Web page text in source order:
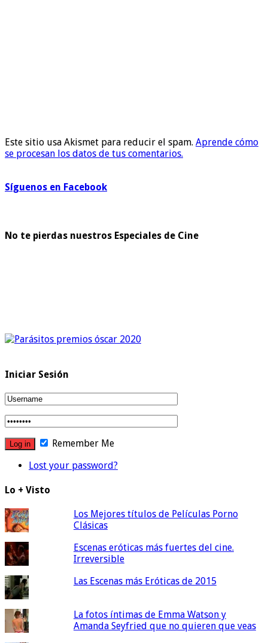
Este sitio usa Akismet para reducir el spam. Aprende cómo
se procesan los datos de tus comentarios.
Síguenos en Facebook
No te pierdas nuestros Especiales de Cine
Iniciar Sesión
Remember Me
Lost your password?
Lo + Visto
Los Mejores títulos de Películas Porno
Clásicas
Escenas eróticas más fuertes del cine.
Irreversible
Las Escenas más Eróticas de 2015
La fotos íntimas de Emma Watson y
Amanda Seyfried que no quieren que veas